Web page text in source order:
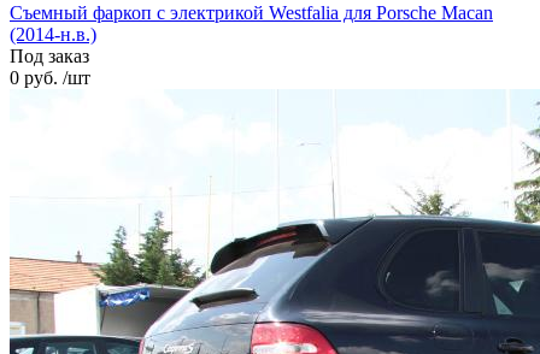
Cъемный фаркоп с электрикой Westfalia для Porsche Macan
(2014-н.в.)
Под заказ
0 руб. /шт